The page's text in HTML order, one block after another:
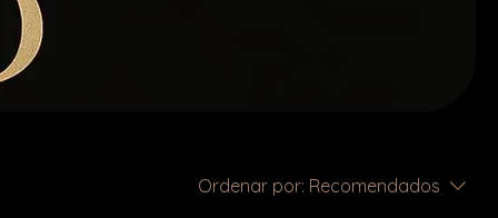
Ordenar por: Recomendados